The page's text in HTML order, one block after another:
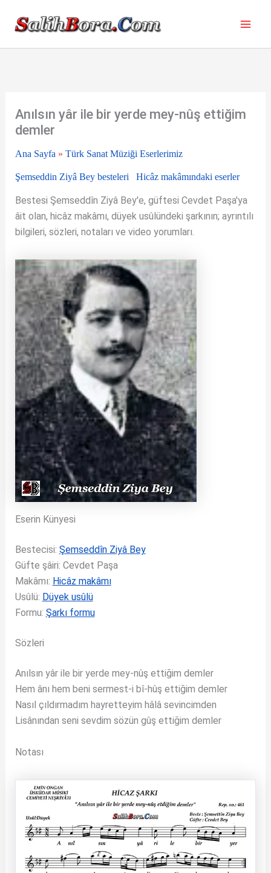
Anılsın yâr ile bir yerde mey-nûş ettiğim
demler
Ana Sayfa » Türk Sanat Müziği Eserlerimiz
Şemseddin Ziyâ Bey besteleri Hicâz makâmındaki eserler
Bestesi Şemseddîn Ziyâ Bey'e, güftesi Cevdet Paşa'ya
âit olan, hicâz makâmı, düyek usûlündeki şarkının; ayrıntılı
bilgileri, sözleri, notaları ve video yorumları.
Eserin Künyesi
Bestecisi: Şemseddîn Ziyâ Bey
Güfte şâiri: Cevdet Paşa
Makâmı: Hicâz makâmı
Usûlü: Düyek usûlü
Formu: Şarkı formu
Sözleri
Anılsın yâr ile bir yerde mey-nûş ettiğim demler
Hem ânı hem beni sermest-i bî-hûş ettiğim demler
Nasıl çıldırmadım hayretteyim hâlâ sevincimden
Lisânından seni sevdim sözün gûş ettiğim demler
Notası